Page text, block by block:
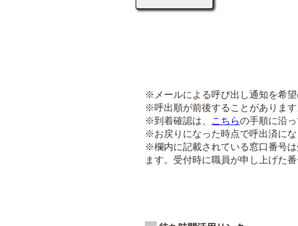
※メールによる呼び出し通知を希望
※呼出順が前後することがあります
※到着確認は、
こちらの手順に沿
※お戻りになった時点で呼出済にな
※欄内に記載されている窓口番号
ます。受付時に職員が申し上げた